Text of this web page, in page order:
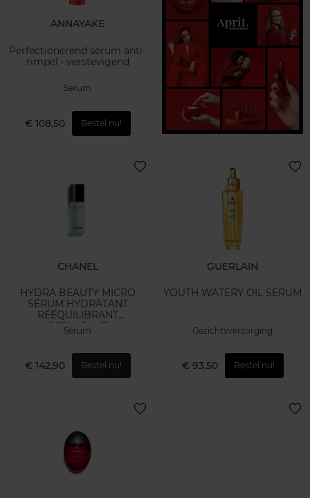
ANNAYAKE
Perfectionerend serum anti-
rimpel • verstevigend
Serum
€ 108,50 Bestel nu!
CHANEL
HYDRA BEAUTY MICRO
SÉRUM HYDRATANT
RÉÉQUILIBRANT
REPULPANT
Serum
€ 142,90 Bestel nu!
GUERLAIN
YOUTH WATERY OIL SERUM
Gezichtsverzorging
€ 93,50 Bestel nu!